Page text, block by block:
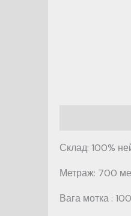
Склад: 100%
Метраж: 700
Вага мотка :